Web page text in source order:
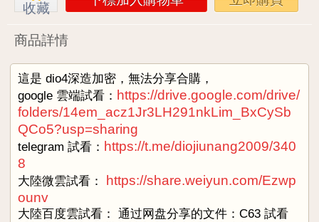
收藏
商品詳情
這是 dio4深造加密，無法分享合購，
google 雲端試看： https://drive.google.com/drive/
folders/14em_acz1Jr3LH291nkLim_BxCySb
QCo5?usp=sharing
telegram 試看： https://t.me/diojiunang2009/340
8
大陸微雲試看：
https://share.weiyun.com/Ezwp
ounv
大陸百度雲試看： 通过网盘分享的文件：C63 試看